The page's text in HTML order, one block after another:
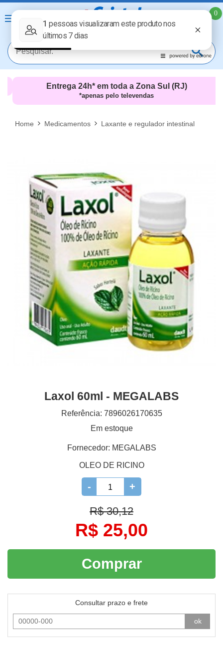
0
MAIS RESULTADOS FECHAR [X]
Entrega 24h* em toda a Zona Sul (RJ)
*apenas pelo televendas
Home Medicamentos Laxante e regulador intestinal
Laxol 60ml - MEGALABS
Referência: 7896026170635
Em estoque
Fornecedor: MEGALABS
OLEO DE RICINO
- +
R$ 30,12
R$ 25,00
Comprar
Consultar prazo e frete
ok